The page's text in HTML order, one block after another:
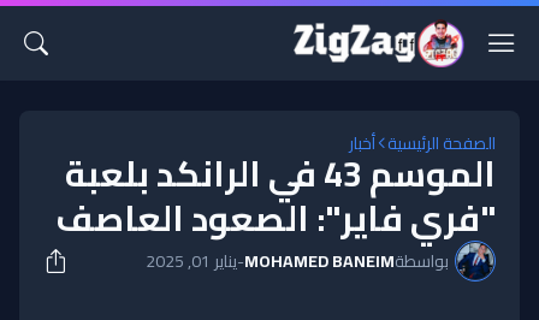
الصفحة الرئيسية أخبار الموسم 43 في الرانكد بلعبة
"فري فاير": الصعود العاصف
بواسطةMOHAMED BANEIM
-يناير 01, 2025